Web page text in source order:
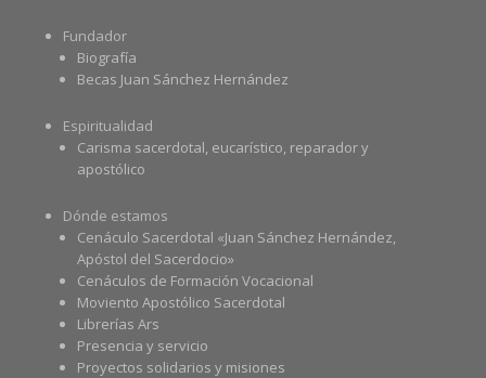
Fundador
Biografía
Becas Juan Sánchez Hernández
Espiritualidad
Carisma sacerdotal, eucarístico, reparador y
apostólico
Dónde estamos
Cenáculo Sacerdotal «Juan Sánchez Hernández,
Apóstol del Sacerdocio»
Cenáculos de Formación Vocacional
Moviento Apostólico Sacerdotal
Librerías Ars
Presencia y servicio
Proyectos solidarios y misiones